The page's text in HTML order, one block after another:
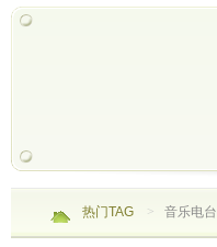
热门TAG > 音乐电台